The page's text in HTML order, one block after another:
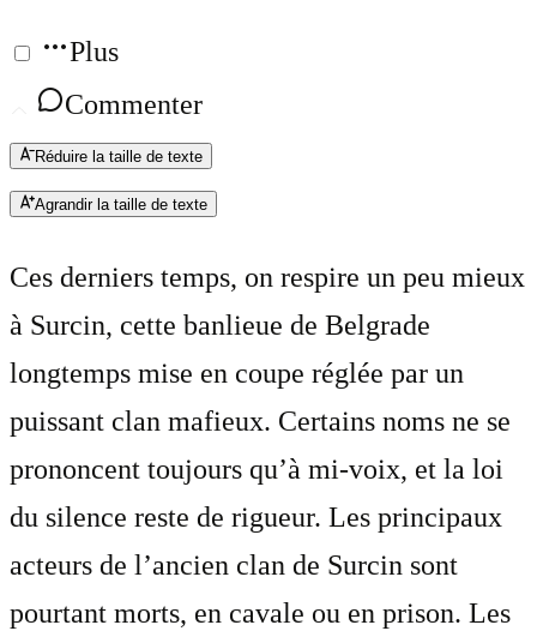
Plus
Commenter
Réduire la taille de texte
Agrandir la taille de texte
Ces derniers temps, on respire un peu mieux
à Surcin, cette banlieue de Belgrade
longtemps mise en coupe réglée par un
puissant clan mafieux. Certains noms ne se
prononcent toujours qu’à mi-voix, et la loi
du silence reste de rigueur. Les principaux
acteurs de l’ancien clan de Surcin sont
pourtant morts, en cavale ou en prison. Les